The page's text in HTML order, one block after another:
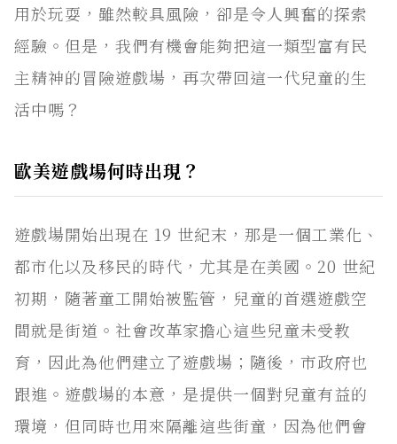
用於玩耍，雖然較具風險，卻是令人興奮的探索
經驗。但是，我們有機會能夠把這一類型富有民
主精神的冒險遊戲場，再次帶回這一代兒童的生
活中嗎？
歐美遊戲場何時出現？
遊戲場開始出現在 19 世紀末，那是一個工業化、
都市化以及移民的時代，尤其是在美國。20 世紀
初期，隨著童工開始被監管，兒童的首選遊戲空
間就是街道。社會改革家擔心這些兒童未受教
育，因此為他們建立了遊戲場；隨後，市政府也
跟進。遊戲場的本意，是提供一個對兒童有益的
環境，但同時也用來隔離這些街童，因為他們會